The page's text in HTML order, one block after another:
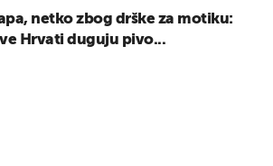
netko zbog drške za motiku:
Hrvati duguju pivo...